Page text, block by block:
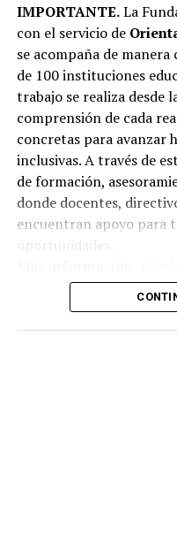
IMPORTANTE.La
con el servicio de
se acompaña de
de 100 instituciones
trabajo se realiza desde
comprensión de cada
concretas para avanzar
inclusivas. A través de
de formación,
donde docentes,
encuentran apoyo para